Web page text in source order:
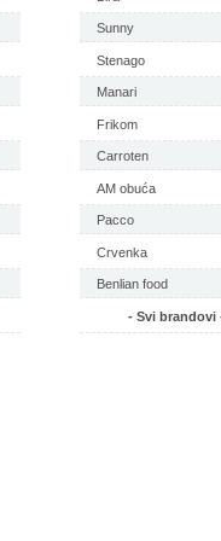
Sunny
Stenago
Manari
Frikom
Carroten
AM obuća
Pacco
Crvenka
Benlian food
- Svi brandovi